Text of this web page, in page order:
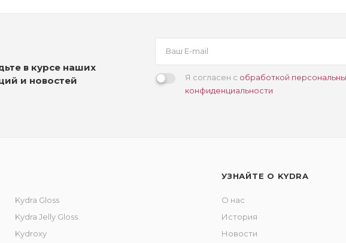
в курсе наших
и новостей
Я согласен с обработкой
конфиденциальности
Kydra Gloss
Kydra Jelly Gloss
Kydroxy
УЗНАЙТЕ О KYDRA
О нас
История
Новости